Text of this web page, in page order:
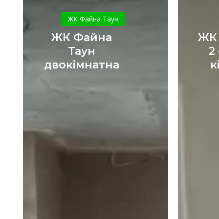
Файна
Таун
двокімнатна
ЖК Файна Таун
ЖК Файна
Таун
двокімнатна
ЖК
2